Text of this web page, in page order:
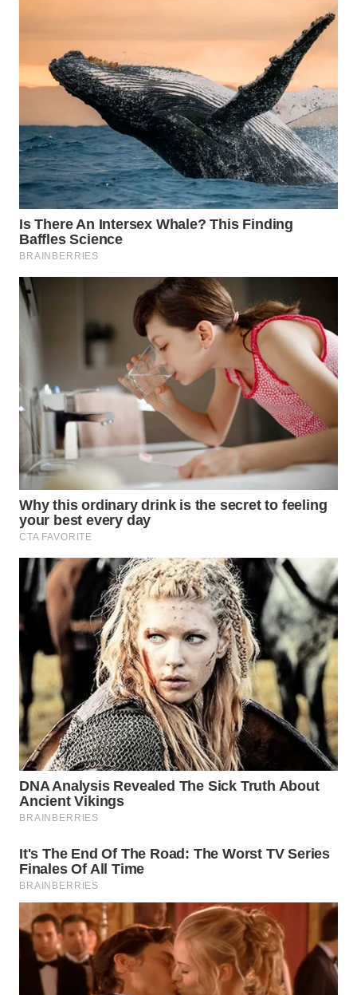
WN
PAKPAK
WN
KARAWANG
WN
BEKASI
WN
BOGOR
DEPOK
UTARA
WN
SAMOSIR
WN
PADANG
LAWAS
WN
SUMEDANG
WN
CIANJUR
WN
KEPULAUAN
SERIBU
WN
TANGERANG
WN
WN
WN
INDRAMAYU